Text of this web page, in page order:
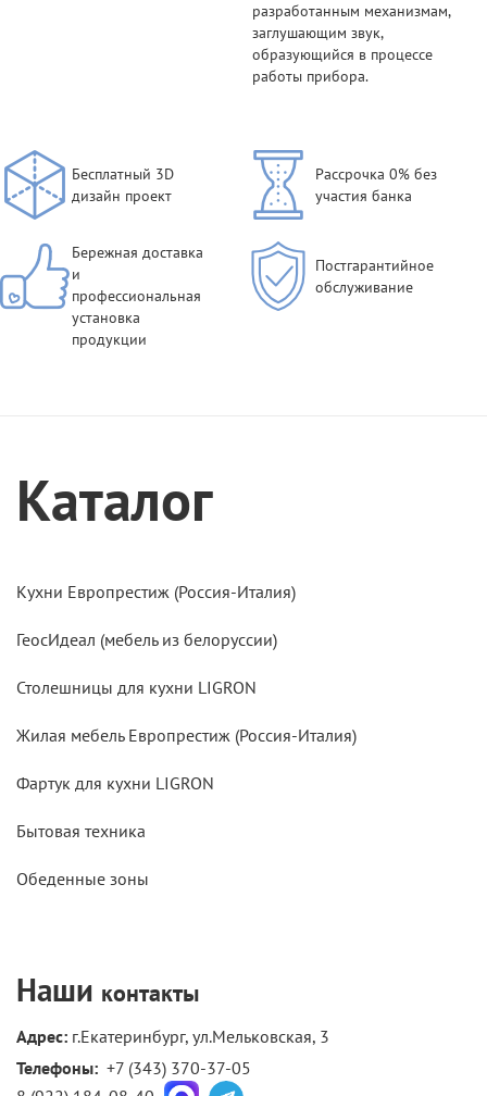
разработанным механизмам,
заглушающим звук,
образующийся в процессе
работы прибора.
Бесплатный 3D
дизайн проект
Рассрочка 0% без
участия банка
Бережная доставка
и
профессиональная
установка
продукции
Постгарантийное
обслуживание
Каталог
Кухни Европрестиж (Россия-Италия)
ГеосИдеал (мебель из белоруссии)
Столешницы для кухни LIGRON
Жилая мебель Европрестиж (Россия-Италия)
Фартук для кухни LIGRON
Бытовая техника
Обеденные зоны
Наши контакты
Адрес: г.Екатеринбург, ул.Мельковская, 3
Телефоны: +7 (343) 370-37-05